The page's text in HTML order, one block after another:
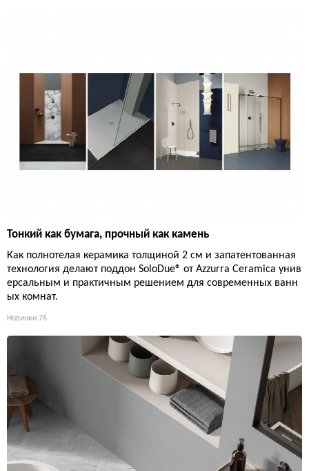
Тонкий как бумага, прочный как камень
Как полнотелая керамика толщиной 2 см и запатентованная
технология делают поддон SoloDue® от Azzurra Ceramica унив
ерсальным и практичным решением для современных ванн
ых комнат.
Новинки 76